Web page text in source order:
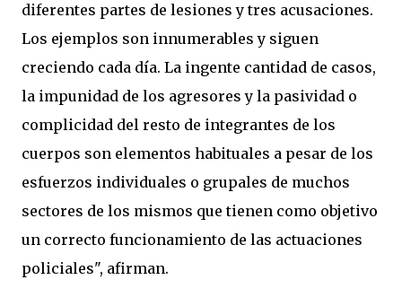
diferentes partes de lesiones y tres acusaciones.
Los ejemplos son innumerables y siguen
creciendo cada día. La ingente cantidad de casos,
la impunidad de los agresores y la pasividad o
complicidad del resto de integrantes de los
cuerpos son elementos habituales a pesar de los
esfuerzos individuales o grupales de muchos
sectores de los mismos que tienen como objetivo
un correcto funcionamiento de las actuaciones
policiales", afirman.